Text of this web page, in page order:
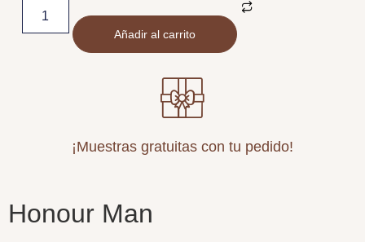
Añadir al carrito
¡Muestras gratuitas con tu pedido!
Honour Man